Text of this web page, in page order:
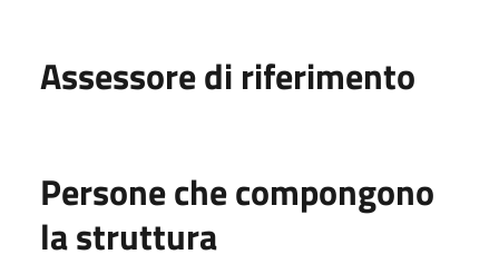
Assessore di riferimento
Persone che compongono
la struttura